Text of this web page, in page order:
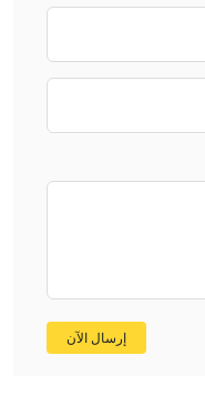
إرسال الآن